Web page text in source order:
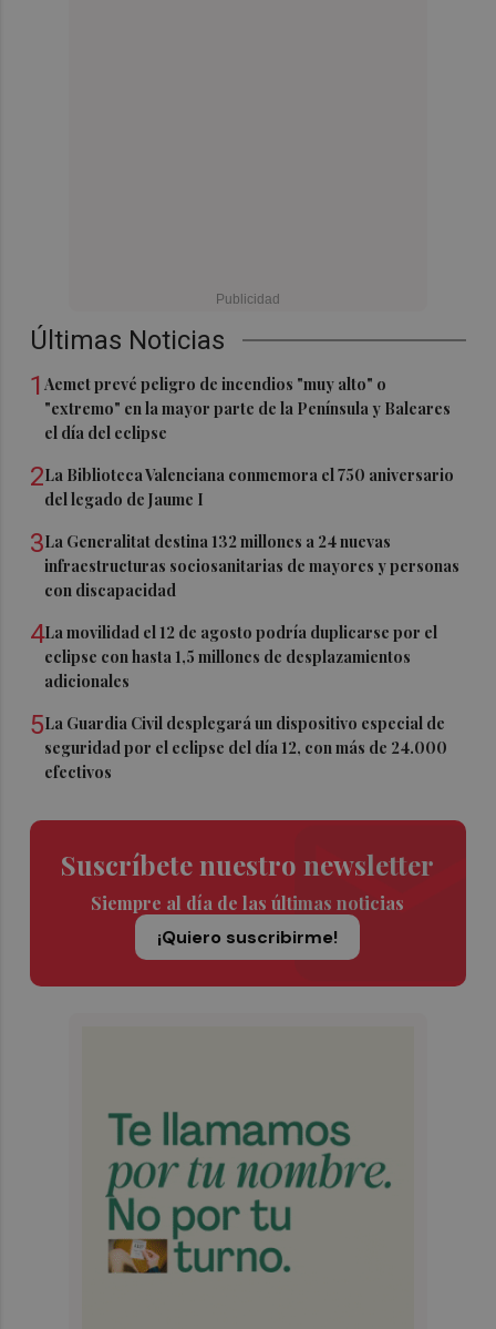
Últimas Noticias
1Aemet prevé peligro de incendios "muy alto" o
"extremo" en la mayor parte de la Península y Baleares
el día del eclipse
2La Biblioteca Valenciana conmemora el 750 aniversario
del legado de Jaume I
3La Generalitat destina 132 millones a 24 nuevas
infraestructuras sociosanitarias de mayores y personas
con discapacidad
4La movilidad el 12 de agosto podría duplicarse por el
eclipse con hasta 1,5 millones de desplazamientos
adicionales
5La Guardia Civil desplegará un dispositivo especial de
seguridad por el eclipse del día 12, con más de 24.000
efectivos
Suscríbete nuestro newsletter
Siempre al día de las últimas noticias
¡Quiero suscribirme!